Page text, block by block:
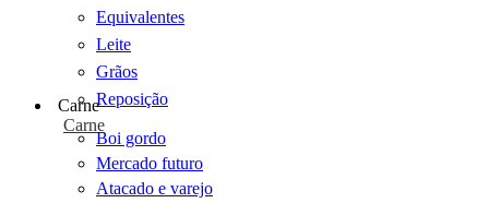
Equivalentes
Leite
Grãos
Reposição
Carne
Carne
Boi gordo
Mercado futuro
Atacado e varejo